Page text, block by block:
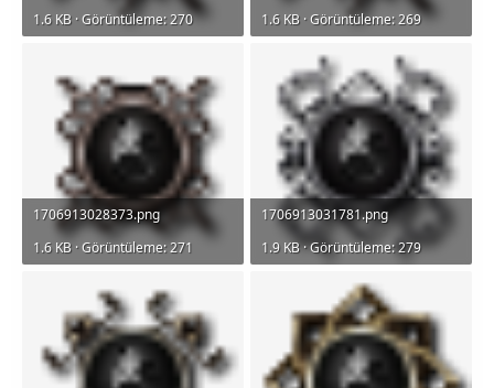
1.6 KB · Görüntüleme: 270
1.6 KB · Görüntüleme: 269
1706913028373.png
1.6 KB · Görüntüleme: 271
1706913031781.png
1.9 KB · Görüntüleme: 279